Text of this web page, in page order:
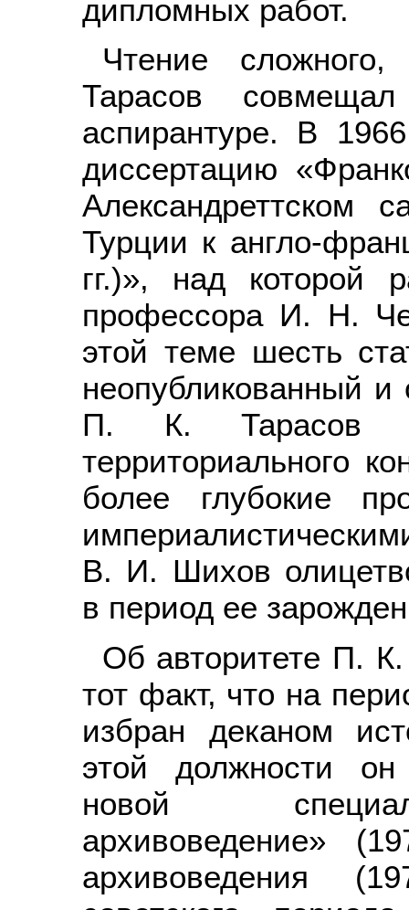
дипломных работ.
Чтение
Тарасов
аспирантуре. В
диссертацию
Александреттском
Турции к англо-
гг.)», над которой
профессора И. Н.
этой теме шесть
неопубликованный и
П. К. Тарасов
территориального
более глубокие
В. И. Шихов
в период ее
Об авторитете П. К.
тот факт, что на
избран деканом
этой должности он
новой
архивоведение»
архивоведения